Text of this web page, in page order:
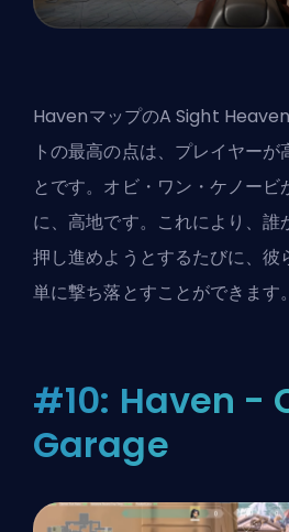
HavenマップのA Sight
トの最高の点は、プレイヤー
とです。オビ・ワン・ケノービ
に、高地です。これにより、誰
押し進めようとするたびに、彼
単に撃ち落とすことができます。
#10: Haven -
Garage